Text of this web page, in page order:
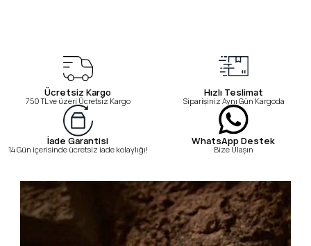
Ücretsiz Kargo
750 TL ve üzeri Ücretsiz Kargo
Hızlı Teslimat
Siparişiniz Aynı Gün Kargoda
İade Garantisi
14 Gün içerisinde ücretsiz iade kolaylığı!
WhatsApp Destek
Bize Ulaşın